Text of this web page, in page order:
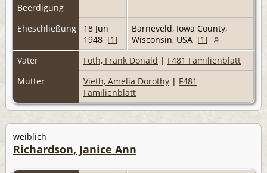
Beerdigung
Eheschließung
18 Jun
1948 [1]
Barneveld, Iowa County,
Wisconsin, USA [1]
Vater
Foth, Frank Donald | F481 Familienblatt
Mutter
Vieth, Amelia Dorothy | F481
Familienblatt
weiblich
Richardson, Janice Ann